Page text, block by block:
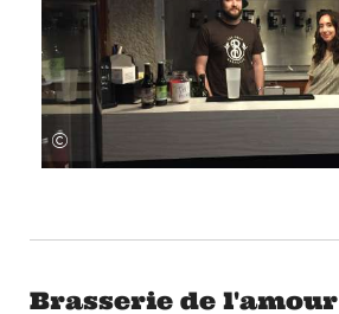
©
Brasserie de l'amour